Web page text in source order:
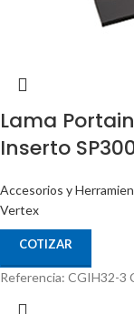
Lama
Inserto
Accesorios y
Vertex
COTIZAR
Referencia: CGIH32-3